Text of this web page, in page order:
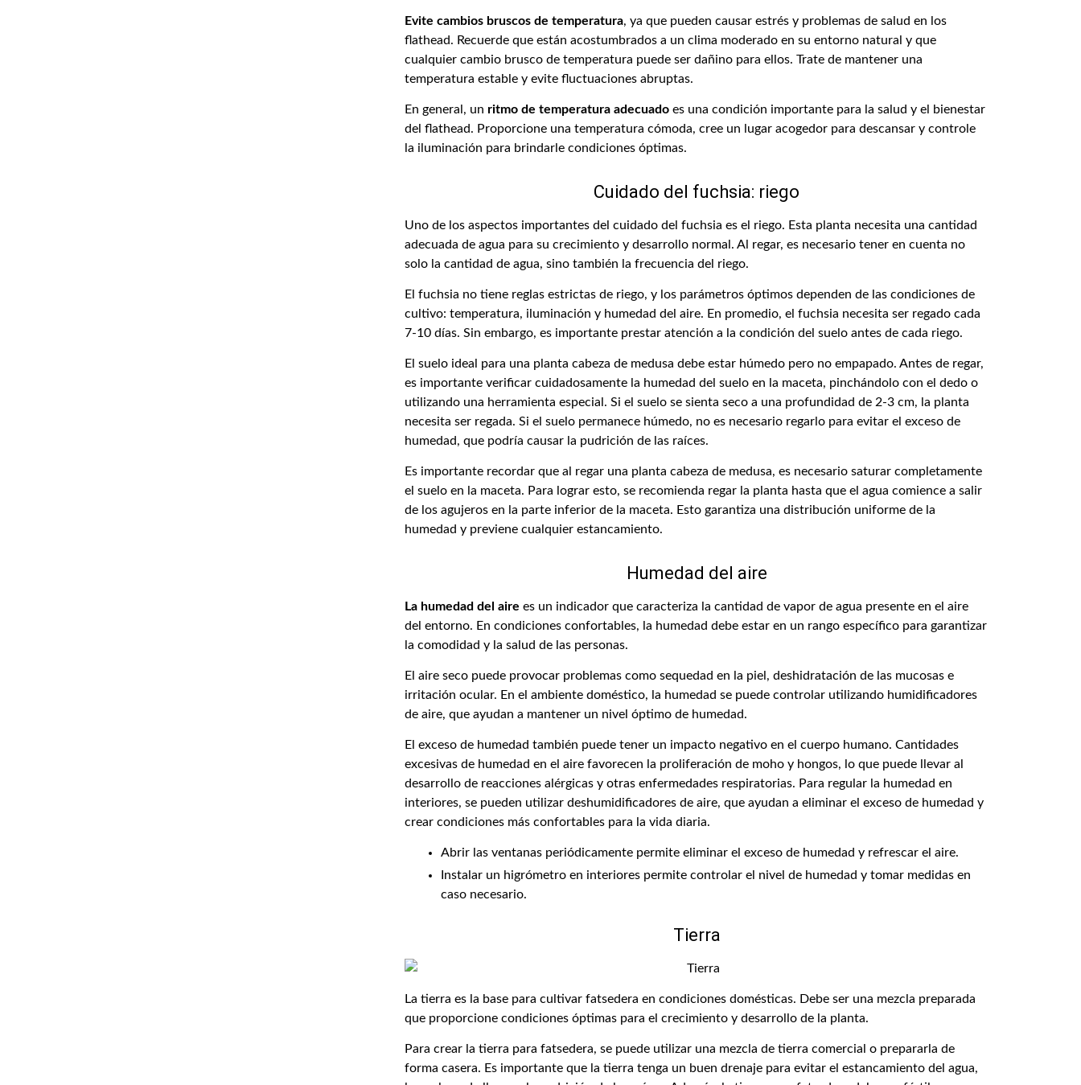
Evite cambios bruscos de temperatura, ya que pueden causar estrés y problemas de salud en los
flathead. Recuerde que están acostumbrados a un clima moderado en su entorno natural y que
cualquier cambio brusco de temperatura puede ser dañino para ellos. Trate de mantener una
temperatura estable y evite fluctuaciones abruptas.
En general, un ritmo de temperatura adecuado es una condición importante para la salud y el bienestar
del flathead. Proporcione una temperatura cómoda, cree un lugar acogedor para descansar y controle
la iluminación para brindarle condiciones óptimas.
Cuidado del fuchsia: riego
Uno de los aspectos importantes del cuidado del fuchsia es el riego. Esta planta necesita una cantidad
adecuada de agua para su crecimiento y desarrollo normal. Al regar, es necesario tener en cuenta no
solo la cantidad de agua, sino también la frecuencia del riego.
El fuchsia no tiene reglas estrictas de riego, y los parámetros óptimos dependen de las condiciones de
cultivo: temperatura, iluminación y humedad del aire. En promedio, el fuchsia necesita ser regado cada
7-10 días. Sin embargo, es importante prestar atención a la condición del suelo antes de cada riego.
El suelo ideal para una planta cabeza de medusa debe estar húmedo pero no empapado. Antes de regar,
es importante verificar cuidadosamente la humedad del suelo en la maceta, pinchándolo con el dedo o
utilizando una herramienta especial. Si el suelo se sienta seco a una profundidad de 2-3 cm, la planta
necesita ser regada. Si el suelo permanece húmedo, no es necesario regarlo para evitar el exceso de
humedad, que podría causar la pudrición de las raíces.
Es importante recordar que al regar una planta cabeza de medusa, es necesario saturar completamente
el suelo en la maceta. Para lograr esto, se recomienda regar la planta hasta que el agua comience a salir
de los agujeros en la parte inferior de la maceta. Esto garantiza una distribución uniforme de la
humedad y previene cualquier estancamiento.
Humedad del aire
La humedad del aire es un indicador que caracteriza la cantidad de vapor de agua presente en el aire
del entorno. En condiciones confortables, la humedad debe estar en un rango específico para garantizar
la comodidad y la salud de las personas.
El aire seco puede provocar problemas como sequedad en la piel, deshidratación de las mucosas e
irritación ocular. En el ambiente doméstico, la humedad se puede controlar utilizando humidificadores
de aire, que ayudan a mantener un nivel óptimo de humedad.
El exceso de humedad también puede tener un impacto negativo en el cuerpo humano. Cantidades
excesivas de humedad en el aire favorecen la proliferación de moho y hongos, lo que puede llevar al
desarrollo de reacciones alérgicas y otras enfermedades respiratorias. Para regular la humedad en
interiores, se pueden utilizar deshumidificadores de aire, que ayudan a eliminar el exceso de humedad y
crear condiciones más confortables para la vida diaria.
Abrir las ventanas periódicamente permite eliminar el exceso de humedad y refrescar el aire.
Instalar un higrómetro en interiores permite controlar el nivel de humedad y tomar medidas en
caso necesario.
Tierra
La tierra es la base para cultivar fatsedera en condiciones domésticas. Debe ser una mezcla preparada
que proporcione condiciones óptimas para el crecimiento y desarrollo de la planta.
Para crear la tierra para fatsedera, se puede utilizar una mezcla de tierra comercial o prepararla de
forma casera. Es importante que la tierra tenga un buen drenaje para evitar el estancamiento del agua,